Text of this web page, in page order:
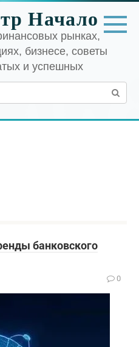
Начало
рынках,
бизнесе, советы
и успешных
банковского
0